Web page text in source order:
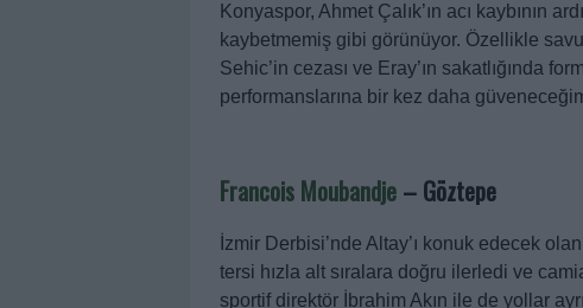
Konyaspor, Ahmet Çalık’ın acı kaybının
kaybetmemiş gibi görünüyor. Özellikle
Sehic’in cezası ve Eray’ın sakatlığında
performanslarına bir kez daha
Francois Moubandje – Göztepe
İzmir Derbisi’nde Altay’ı konuk edecek
tersi hızla alt sıralara doğru ilerledi ve
sportif direktör İbrahim Akın ile de yollar